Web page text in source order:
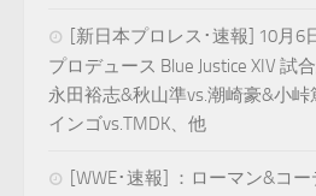
[新日本プロレス･速報] 10月6
プロデュース Blue Justice XIV 試
永田裕志&秋山準vs.潮崎豪&小峠
インゴvs.TMDK、他
[WWE･速報] ：ローマン&コー